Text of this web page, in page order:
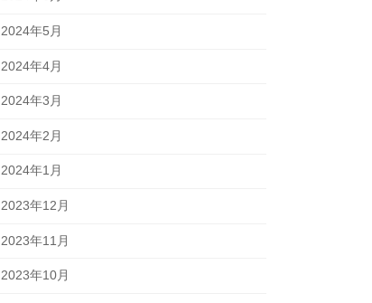
2024年5月
2024年4月
2024年3月
2024年2月
2024年1月
2023年12月
2023年11月
2023年10月